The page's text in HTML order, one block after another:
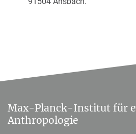
Max-Planck-Institut für
Anthropologie